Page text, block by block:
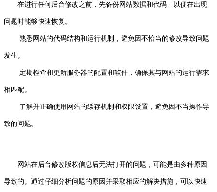
在进行任何后台修改之前，先备份网站数据和代码，以便在出现
问题时能够快速恢复。
熟悉网站的代码结构和运行机制，避免因不恰当的修改导致问题
发生。
定期检查和更新服务器的配置和软件，确保其与网站的运行需求
相匹配。
了解并正确使用网站的缓存机制和权限设置，避免因不当操作导
致的问题。
网站在后台修改版权信息后无法打开的问题，可能是由多种原因
导致的。通过仔细分析问题的原因并采取相应的解决措施，可以快速